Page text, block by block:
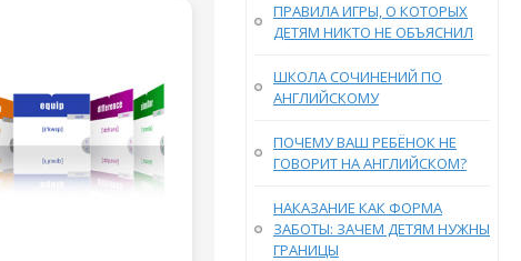
ПРАВИЛА ИГРЫ, О КОТОРЫХ
ДЕТЯМ НИКТО НЕ ОБЪЯСНИЛ
ШКОЛА СОЧИНЕНИЙ ПО
АНГЛИЙСКОМУ
ПОЧЕМУ ВАШ РЕБЁНОК НЕ
ГОВОРИТ НА АНГЛИЙСКОМ?
НАКАЗАНИЕ КАК ФОРМА
ЗАБОТЫ: ЗАЧЕМ ДЕТЯМ НУЖНЫ
ГРАНИЦЫ